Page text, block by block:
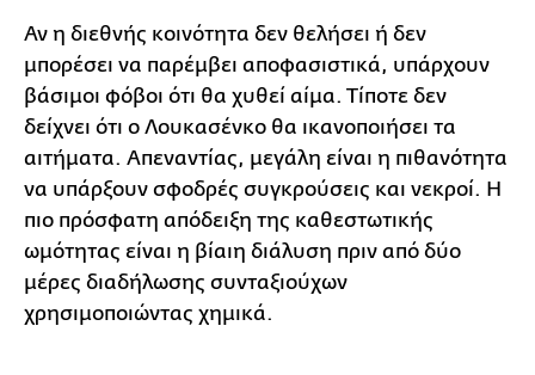
Αν η διεθνής κοινότητα δεν θελήσει ή δεν
μπορέσει να παρέμβει αποφασιστικά, υπάρχουν
βάσιμοι φόβοι ότι θα χυθεί αίμα. Τίποτε δεν
δείχνει ότι ο Λουκασένκο θα ικανοποιήσει τα
αιτήματα. Απεναντίας, μεγάλη είναι η πιθανότητα
να υπάρξουν σφοδρές συγκρούσεις και νεκροί. Η
πιο πρόσφατη απόδειξη της καθεστωτικής
ωμότητας είναι η βίαιη διάλυση πριν από δύο
μέρες διαδήλωσης συνταξιούχων
χρησιμοποιώντας χημικά.